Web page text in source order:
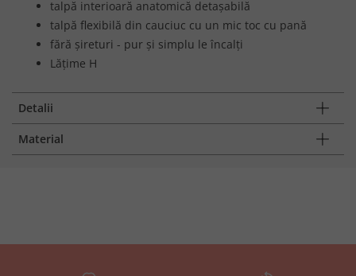
talpă interioară anatomică detașabilă
talpă flexibilă din cauciuc cu un mic toc cu pană
fără șireturi - pur și simplu le încalți
Lățime H
Detalii
Material